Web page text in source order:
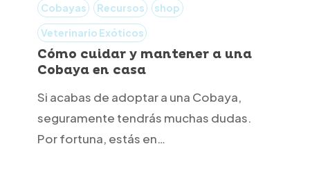
cuidar
mantener
una
Cobayas Recursos
shop
Veterinario Exóticos
Cómo cuidar y mantener a una
Cobaya en casa
Si acabas de adoptar a una Cobaya,
seguramente tendrás muchas dudas.
Por fortuna, estás en…